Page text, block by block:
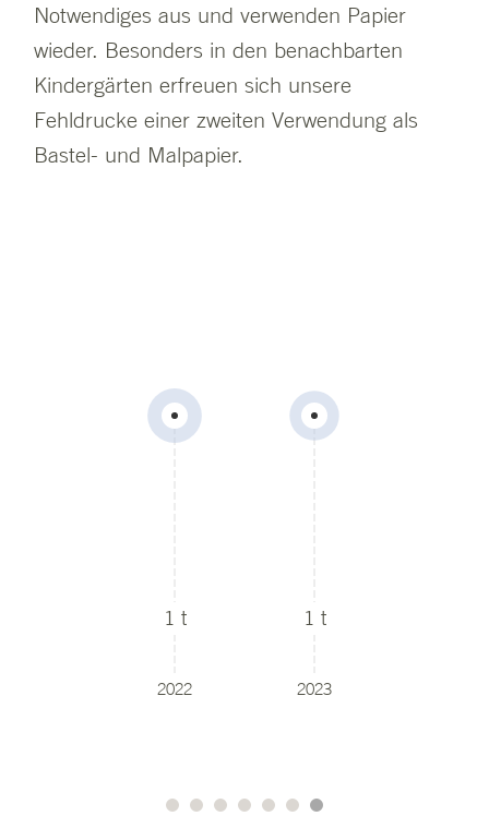
Notwendiges aus und verwenden Papier
wieder. Besonders in den benachbarten
Kindergärten erfreuen sich unsere
Fehldrucke einer zweiten Verwendung als
Bastel- und Malpapier.
1 t
2022
1 t
2023
305,795
Blatt
279,242
Blatt